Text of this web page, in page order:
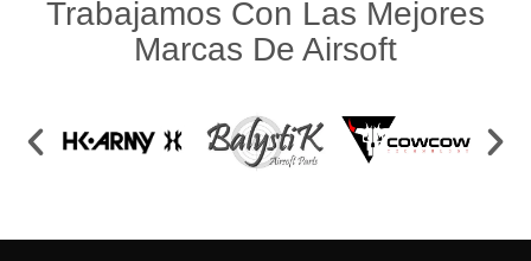
Trabajamos Con Las Mejores
Marcas De Airsoft